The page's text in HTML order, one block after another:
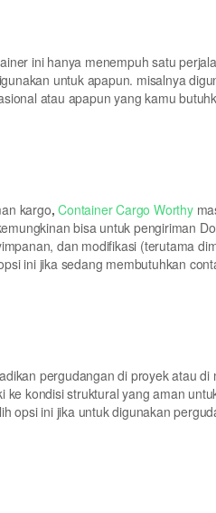
ini hanya menempuh satu
untuk apapun. misalnya
atau apapun yang kamu
kargo, Container Cargo Worthy
bisa untuk pengiriman
dan modifikasi (terutama
ini jika sedang membutuhkan
pergudangan di proyek atau di
ke kondisi struktural yang aman
opsi ini jika untuk digunakan